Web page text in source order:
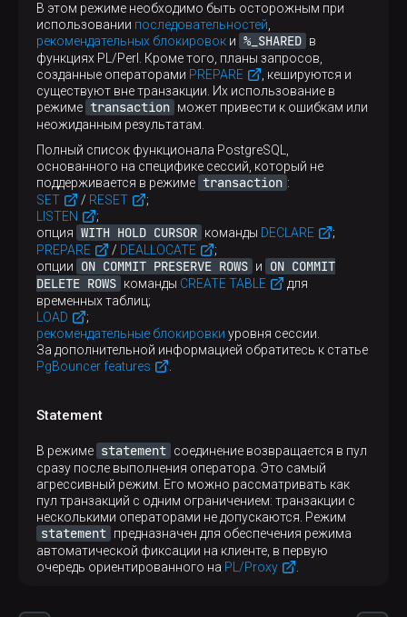
В этом режиме необходимо быть осторожным при
использовании последовательностей,
рекомендательных блокировок и %_SHARED в
функциях PL/Perl. Кроме того, планы запросов,
созданные операторами PREPARE
, кешируются и
существуют вне транзакции. Их использование в
режиме transaction может привести к ошибкам или
неожиданным результатам.
Полный список функционала PostgreSQL,
основанного на специфике сессий, который не
поддерживается в режиме transaction :
SET
/ RESET
;
LISTEN
;
опция WITH HOLD CURSOR команды DECLARE
;
PREPARE
/ DEALLOCATE
;
опции
ON COMMIT PRESERVE ROWS и
ON COMMIT
DELETE ROWS команды CREATE TABLE
для
временных таблиц;
LOAD
;
рекомендательные блокировки уровня сессии.
За дополнительной информацией обратитесь к статье
PgBouncer features
.
Statement
В режиме statement соединение возвращается в пул
сразу после выполнения оператора. Это самый
агрессивный режим. Его можно рассматривать как
пул транзакций с одним ограничением: транзакции с
несколькими операторами не допускаются. Режим
statement предназначен для обеспечения режима
автоматической фиксации на клиенте, в первую
очередь ориентированного на PL/Proxy .